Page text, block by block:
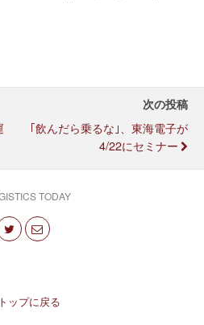
次の投稿
｢飲んだら乗るな｣、東海電子が
4/22にセミナー
TODAY
トップに戻る